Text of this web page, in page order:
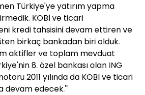
Türkiye'ye yatırım yapma
KOBİ ve ticari
kredi tahsisini devam ettiren ve
birkaç bankadan biri olduk.
aktifler ve toplam mevduat
8. özel bankası olan ING
2011 yılında da KOBİ ve ticari
devam edecek.''